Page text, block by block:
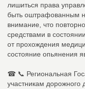
лишиться права
быть оштрафованным
внимание, что
средствами в
от прохождения
состояние опьянения
☎ 📞 Региональная
участникам дорожного